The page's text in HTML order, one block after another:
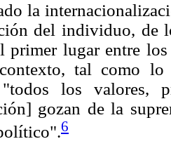
la
del individuo, de
primer lugar entre
tal como
los valores,
gozan de la
6